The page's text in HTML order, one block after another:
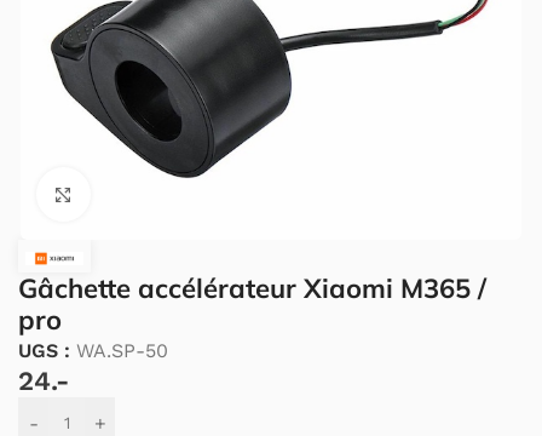
Gâchette accélérateur Xiaomi M365 /
pro
UGS : WA.SP-50
24.-
- +
Alternative: